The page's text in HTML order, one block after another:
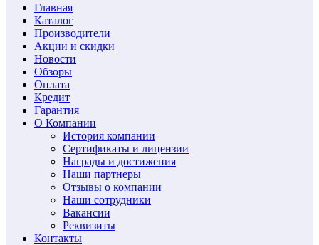
Главная
Каталог
Производители
Акции и скидки
Новости
Обзоры
Оплата
Кредит
Гарантия
О Компании
История компании
Сертификаты и лицензии
Награды и достижения
Наши партнеры
Отзывы о компании
Наши сотрудники
Вакансии
Реквизиты
Контакты